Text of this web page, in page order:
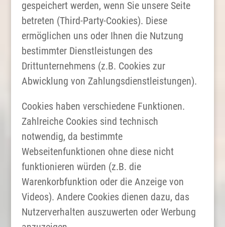
gespeichert werden, wenn Sie unsere Seite
betreten (Third-Party-Cookies). Diese
ermöglichen uns oder Ihnen die Nutzung
bestimmter Dienstleistungen des
Drittunternehmens (z.B. Cookies zur
Abwicklung von Zahlungsdienstleistungen).
Cookies haben verschiedene Funktionen.
Zahlreiche Cookies sind technisch
notwendig, da bestimmte
Webseitenfunktionen ohne diese nicht
funktionieren würden (z.B. die
Warenkorbfunktion oder die Anzeige von
Videos). Andere Cookies dienen dazu, das
Nutzerverhalten auszuwerten oder Werbung